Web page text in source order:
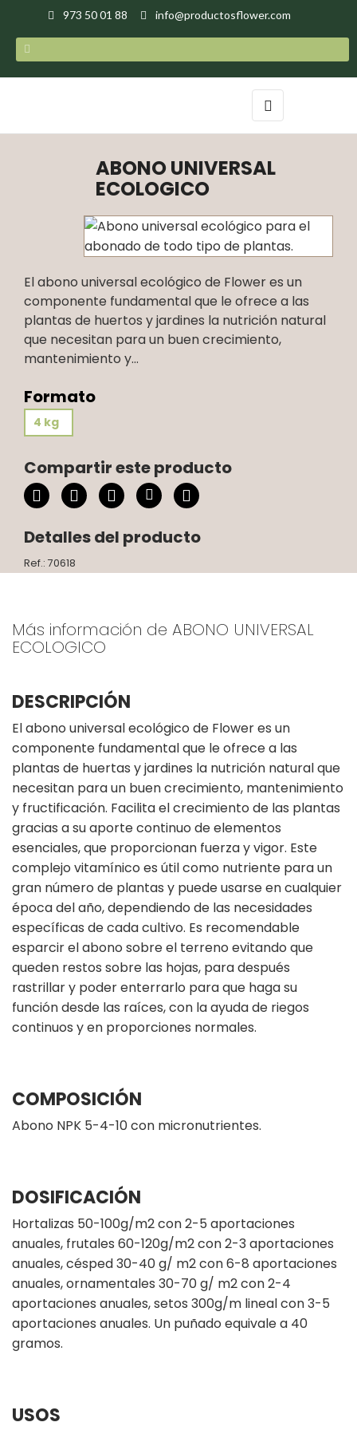
973 50 01 88 info@productosflower.com
Navegación
de
palanca
☰
ABONO UNIVERSAL
ECOLOGICO
El abono universal ecológico de Flower es un
componente fundamental que le ofrece a las
plantas de huertos y jardines la nutrición natural
que necesitan para un buen crecimiento,
mantenimiento y...
Formato
4 kg
Compartir este producto
Detalles del producto
Ref.: 70618
Más información de ABONO UNIVERSAL
ECOLOGICO
DESCRIPCIÓN
El abono universal ecológico de Flower es un
componente fundamental que le ofrece a las
plantas de huertas y jardines la nutrición natural que
necesitan para un buen crecimiento, mantenimiento
y fructificación. Facilita el crecimiento de las plantas
gracias a su aporte continuo de elementos
esenciales, que proporcionan fuerza y vigor. Este
complejo vitamínico es útil como nutriente para un
gran número de plantas y puede usarse en cualquier
época del año, dependiendo de las necesidades
específicas de cada cultivo. Es recomendable
esparcir el abono sobre el terreno evitando que
queden restos sobre las hojas, para después
rastrillar y poder enterrarlo para que haga su
función desde las raíces, con la ayuda de riegos
continuos y en proporciones normales.
COMPOSICIÓN
Abono NPK 5-4-10 con micronutrientes.
DOSIFICACIÓN
Hortalizas 50-100g/m2 con 2-5 aportaciones
anuales, frutales 60-120g/m2 con 2-3 aportaciones
anuales, césped 30-40 g/ m2 con 6-8 aportaciones
anuales, ornamentales 30-70 g/ m2 con 2-4
aportaciones anuales, setos 300g/m lineal con 3-5
aportaciones anuales. Un puñado equivale a 40
gramos.
USOS